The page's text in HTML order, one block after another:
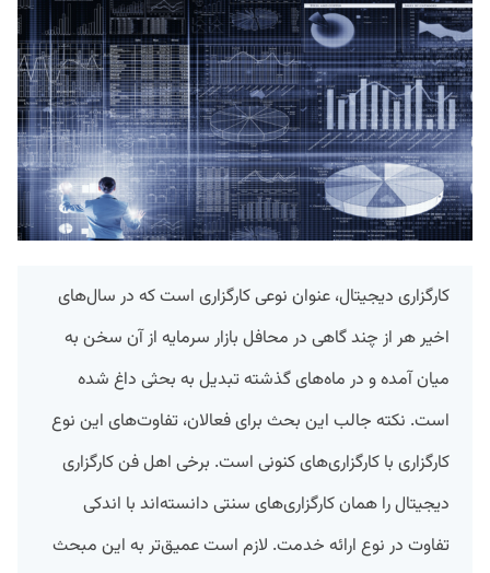
کارگزاری دیجیتال، عنوان نوعی کارگزاری است که در سال‌های
اخیر هر از چند گاهی در محافل بازار سرمایه از آن سخن به
میان آمده و در ماه‌های گذشته تبدیل به بحثی داغ شده
است. نکته جالب این بحث برای فعالان، تفاوت‌های این نوع
کارگزاری با کارگزاری‌های کنونی است. برخی اهل فن کارگزاری
دیجیتال را همان کارگزاری‌های سنتی دانسته‌اند با اندکی
تفاوت در نوع ارائه خدمت. لازم است عمیق‌تر به این مبحث